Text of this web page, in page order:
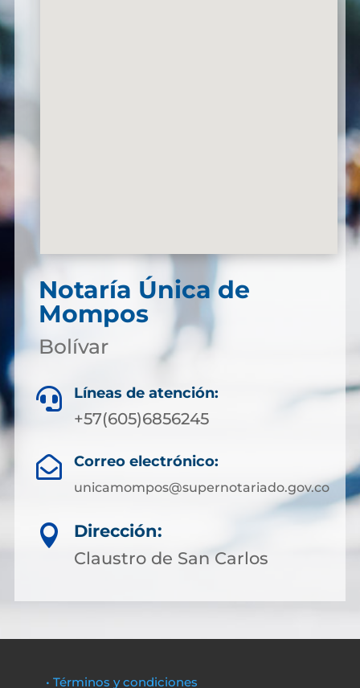
Notaría Única de
Mompos
Bolívar
 Líneas de atención:
+57(605)6856245
 Correo electrónico:
unicamompos@supernotariado.gov.co

Dirección:
Claustro de San Carlos
• Términos y condiciones